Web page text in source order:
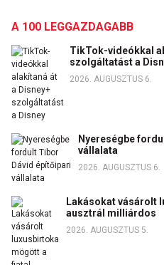
A 100 LEGGAZDAGABB
TikTok-videókkal
szolgáltatást a
2026. AUGUSZTUS 6.
Nyereségbe
vállalata
2026. AUGUSZTUS 6.
Lakásokat vásárolt
ausztrál milliárdos
2026. AUGUSZTUS 5.